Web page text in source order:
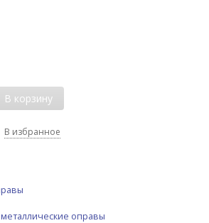
В корзину
В избранное
металлические оправы